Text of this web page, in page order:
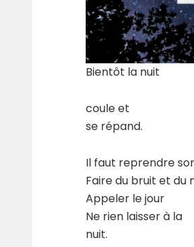
Bientôt la nuit
coule et
se répand.
Il faut reprendre
Faire du bruit et du
Appeler le jour
Ne rien laisser à la
nuit.